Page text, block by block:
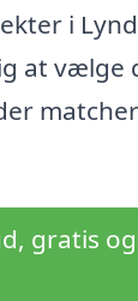
i
at vælge
gratis og